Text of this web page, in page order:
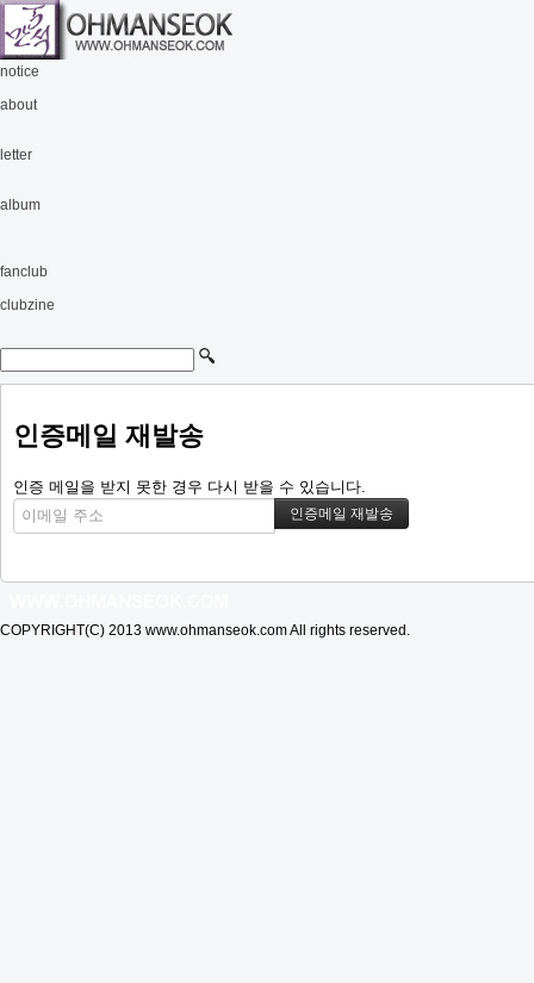
notice
about
letter
album
fanclub
clubzine
인증메일 재발송
인증 메일을 받지 못한 경우 다시 받을 수 있습니다.
COPYRIGHT(C) 2013 www.ohmanseok.com All rights reserved.